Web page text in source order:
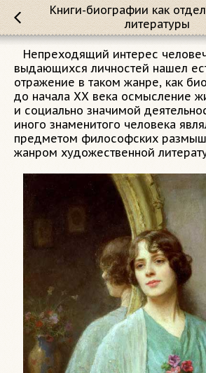
Книги-биографии как
литературы
Непреходящий интерес
выдающихся личностей нашел
отражение в таком жанре, как
до начала XX века осмысление
и социально значимой
иного знаменитого человека
предметом философских
жанром художественной